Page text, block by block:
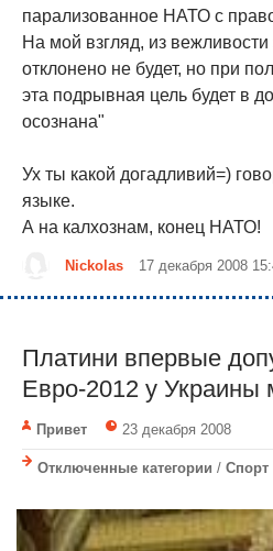
парализованное НАТО с
На мой взгляд, из
отклонено не будет, но при
эта подрывная цель будет в
осознана"
Ух ты какой догадливий=)
языке.
А на калхознам, конец НАТО!
Nickolas 17 декабря 2008
Платини впервые
Евро-2012 у Украины
Привет 23 декабря 2008
Отключенные категории / Спорт